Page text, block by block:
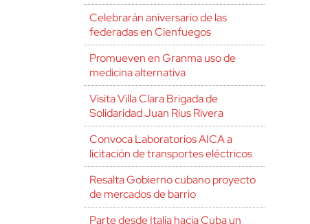
Celebrarán aniversario de las
federadas en Cienfuegos
Promueven en Granma uso de
medicina alternativa
Visita Villa Clara Brigada de
Solidaridad Juan Rius Rivera
Convoca Laboratorios AICA a
licitación de transportes eléctricos
Resalta Gobierno cubano proyecto
de mercados de barrio
Parte desde Italia hacia Cuba un